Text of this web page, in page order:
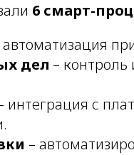
6 смарт-
автоматизация
дел – контроль
интеграция с
–